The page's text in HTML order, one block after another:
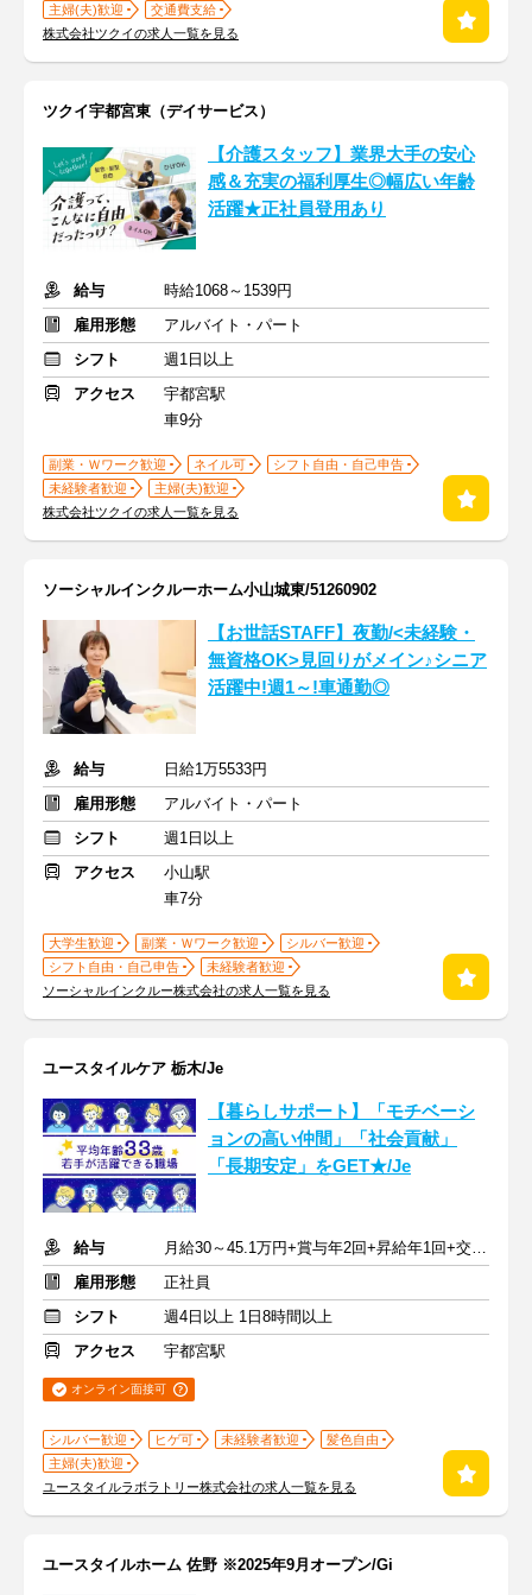
主婦(夫)歓迎
交通費支給
株式会社ツクイの求人一覧を見る
ツクイ宇都宮東（デイサービス）
【介護スタッフ】業界大手の安心
感＆充実の福利厚生◎幅広い年齢
活躍★正社員登用あり
給与
時給1068～1539円
雇用形態
アルバイト・パート
シフト
週1日以上
アクセス
宇都宮駅
車9分
副業・Ｗワーク歓迎 ネイル可
シフト自由・自己申告
未経験者歓迎
主婦(夫)歓迎
株式会社ツクイの求人一覧を見る
ソーシャルインクルーホーム小山城東/51260902
【お世話STAFF】夜勤/<未経験・
無資格OK>見回りがメイン♪シニア
活躍中!週1～!車通勤◎
給与
日給1万5533円
雇用形態
アルバイト・パート
シフト
週1日以上
アクセス
小山駅
車7分
大学生歓迎 副業・Ｗワーク歓迎
シルバー歓迎
シフト自由・自己申告
未経験者歓迎
ソーシャルインクルー株式会社の求人一覧を見る
ユースタイルケア 栃木/Je
【暮らしサポート】「モチベーシ
ョンの高い仲間」「社会貢献」
「長期安定」をGET★/Je
給与
月給30～45.1万円+賞与年2回+昇給年1回+交通費全額
雇用形態
正社員
シフト
週4日以上 1日8時間以上
アクセス
宇都宮駅
オンライン面接可
シルバー歓迎 ヒゲ可 未経験者歓迎
髪色自由
主婦(夫)歓迎
ユースタイルラボラトリー株式会社の求人一覧を見る
ユースタイルホーム 佐野 ※2025年9月オープン/Gi